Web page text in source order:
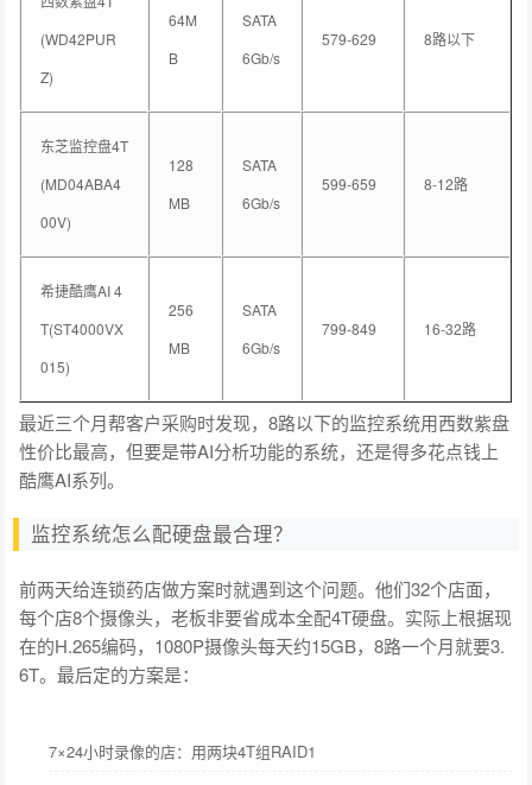
(WD42PUR
Z)
64M
B
SATA
6Gb/s
579-629 8路以下
东芝监控盘4T
(MD04ABA4
00V)
128
MB
SATA
6Gb/s
599-659 8-12路
希捷酷鹰AI 4
T(ST4000VX
015)
256
MB
SATA
6Gb/s
799-849 16-32路
最近三个月帮客户采购时发现，8路以下的监控系统用西数紫盘
性价比最高，但要是带AI分析功能的系统，还是得多花点钱上
酷鹰AI系列。
监控系统怎么配硬盘最合理？
前两天给连锁药店做方案时就遇到这个问题。他们32个店面，
每个店8个摄像头，老板非要省成本全配4T硬盘。实际上根据现
在的H.265编码，1080P摄像头每天约15GB，8路一个月就要3.
6T。最后定的方案是：
7×24小时录像的店：用两块4T组RAID1